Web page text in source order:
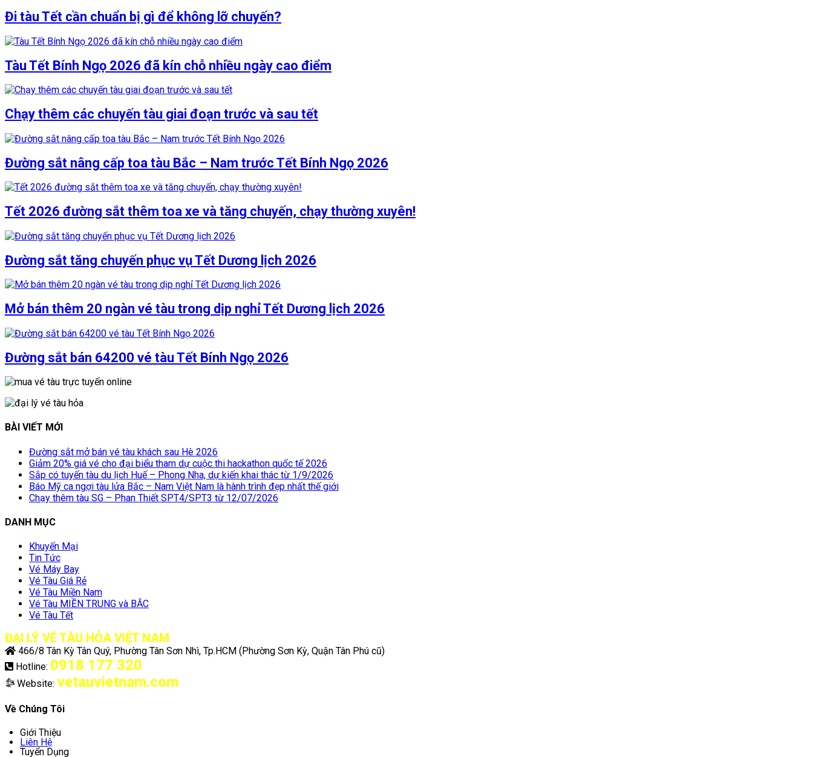
Đi tàu Tết cần chuẩn bị gì để không lỡ chuyến?
Tàu Tết Bính Ngọ 2026 đã kín chỗ nhiều ngày cao điểm
Chạy thêm các chuyến tàu giai đoạn trước và sau tết
Đường sắt nâng cấp toa tàu Bắc – Nam trước Tết Bính Ngọ 2026
Tết 2026 đường sắt thêm toa xe và tăng chuyến, chạy thường xuyên!
Đường sắt tăng chuyến phục vụ Tết Dương lịch 2026
Mở bán thêm 20 ngàn vé tàu trong dịp nghỉ Tết Dương lịch 2026
Đường sắt bán 64200 vé tàu Tết Bính Ngọ 2026
BÀI VIẾT MỚI
Đường sắt mở bán vé tàu khách sau Hè 2026
Giảm 20% giá vé cho đại biểu tham dự cuộc thi hackathon quốc tế 2026
Sắp có tuyến tàu du lịch Huế – Phong Nha, dự kiến khai thác từ 1/9/2026
Báo Mỹ ca ngợi tàu lửa Bắc – Nam Việt Nam là hành trình đẹp nhất thế giới
Chạy thêm tàu SG – Phan Thiết SPT4/SPT3 từ 12/07/2026
DANH MỤC
Khuyến Mại
Tin Tức
Vé Máy Bay
Vé Tàu Giá Rẻ
Vé Tàu Miền Nam
Vé Tàu MIỀN TRUNG và BẮC
Vé Tàu Tết
ĐẠI LÝ VÉ TÀU HỎA VIỆT NAM
466/8 Tân Kỳ Tân Quý, Phường Tân Sơn Nhì, Tp.HCM (Phường Sơn Kỳ, Quận Tân Phú cũ)
Hotline: 0918 177 320
Website: vetauvietnam.com
Về Chúng Tôi
Giới Thiệu
Liên Hệ
Tuyển Dụng